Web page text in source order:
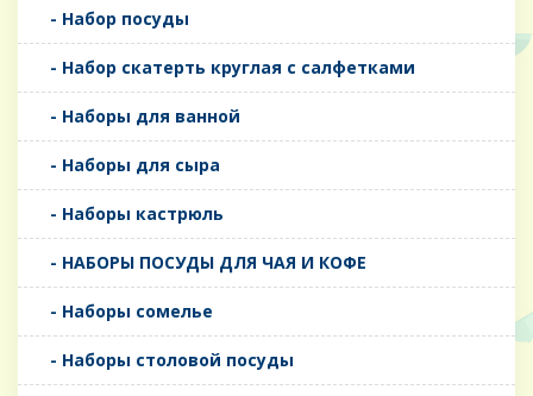
- Набор посуды
- Набор скатерть круглая с салфетками
- Наборы для ванной
- Наборы для сыра
- Наборы кастрюль
- НАБОРЫ ПОСУДЫ ДЛЯ ЧАЯ И КОФЕ
- Наборы сомелье
- Наборы столовой посуды